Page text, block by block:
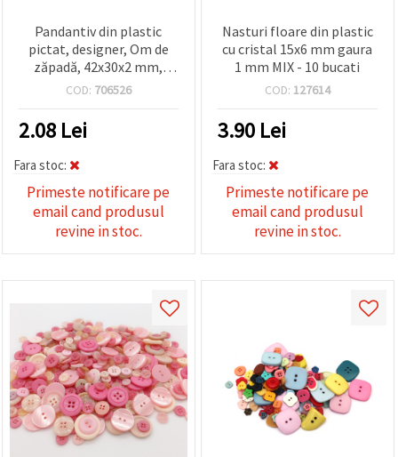
Pandantiv din plastic
pictat, designer, Om de
zăpadă, 42x30x2 mm,
Orificiu: 1 mm
COD: 706526
2.08 Lei
Fara stoc:
Primeste notificare pe
email cand produsul
revine in stoc.
Nasturi floare din plastic
cu cristal 15x6 mm gaura
1 mm MIX - 10 bucati
COD: 127614
3.90 Lei
Fara stoc:
Primeste notificare pe
email cand produsul
revine in stoc.